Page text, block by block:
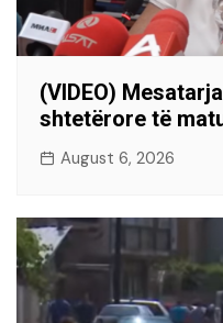
(VIDEO)
shtetërore të
August 6, 2026